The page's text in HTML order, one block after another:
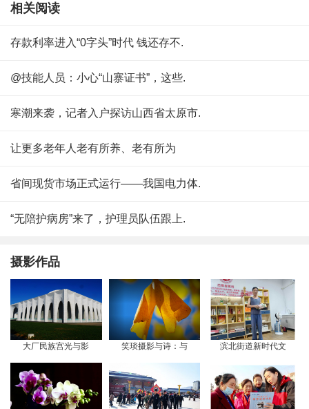
相关阅读
存款利率进入“0字头”时代 钱还存不.
@技能人员：小心“山寨证书”，这些.
寒潮来袭，记者入户探访山西省太原市.
让更多老年人老有所养、老有所为
省间现货市场正式运行——我国电力体.
“无陪护病房”来了，护理员队伍跟上.
摄影作品
大厂民族宫光与影 笑琰摄影与诗：与 滨北街道新时代文